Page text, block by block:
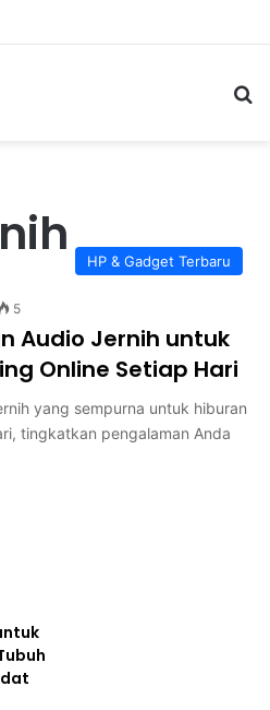
HP & Gadget Terbaru
5
Audio Jernih untuk
Online Setiap Hari
yang sempurna untuk hiburan
tingkatkan pengalaman Anda